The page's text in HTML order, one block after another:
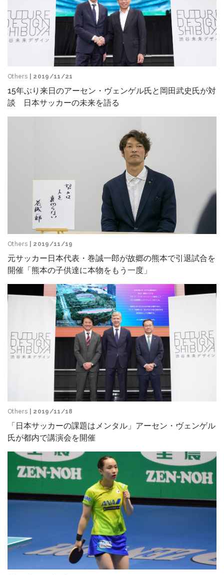
Others | 2019/11/21
15年ぶり来日のアーセン・ヴェンゲル氏と岡田武史氏が対
談 日本サッカーの未来を語る
Others | 2019/11/19
元サッカー日本代表・巻誠一郎が故郷の熊本で引退試合を
開催「熊本の子供達に本物をもう一度」
Others | 2019/11/18
「日本サッカーの課題はメンタル」アーセン・ヴェンゲル
氏が都内で講演会を開催